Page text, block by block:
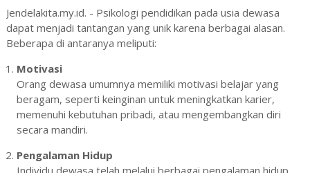
Jendelakita.my.id. - Psikologi pendidikan pada usia dewasa
dapat menjadi tantangan yang unik karena berbagai alasan.
Beberapa di antaranya meliputi:
Motivasi
Orang dewasa umumnya memiliki motivasi belajar yang
beragam, seperti keinginan untuk meningkatkan karier,
memenuhi kebutuhan pribadi, atau mengembangkan diri
secara mandiri.
Pengalaman Hidup
Individu dewasa telah melalui berbagai pengalaman hidup